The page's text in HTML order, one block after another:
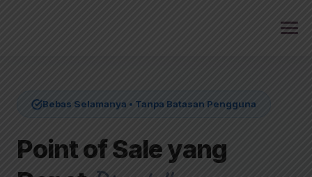
Bebas Selamanya • Tanpa Batasan Pengguna
Point of Sale yang